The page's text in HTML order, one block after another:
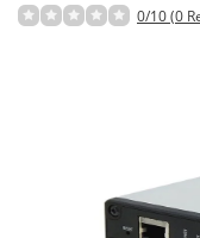
0/10 (0